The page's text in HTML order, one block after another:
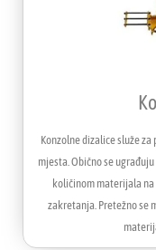
Konzolne dizalice služe
mjesta. Obično se
količinom materijala
zakretanja. Pretežno se